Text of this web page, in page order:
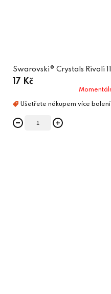
Swarovski® Crystals Rivoli
17 Kč